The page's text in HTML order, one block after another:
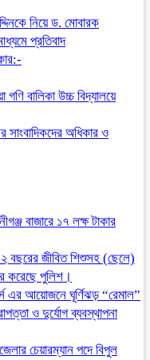
নিয়ে ড. মোবারক
প্রতিবাদ
বালিকা উচ্চ বিদ্যালয়ে
সাংবাদিকদের অধিকার ও
বাজারে ১৭ লক্ষ টাকার
বছরের জীবিত শিশুসহ (ছেলে)
করেছে পুলিশ।
এর আয়োজনে ঘূর্ণিঝড় “রেমাল”
ও দুর্যোগ ব্যবস্থাপনা
চেয়ারম্যান পদে বিপুল